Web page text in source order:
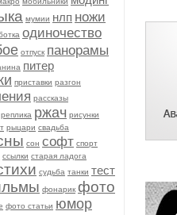
мумии нлп ножи
одиночество
отпуск панорамы
питер
приставки разгон
рассказы
реплика ржач рисунки
рыцари свадьба
сон софт спорт
ссылки старая ладога
судьба танки тест
фонарик фото
фото статьи юмор